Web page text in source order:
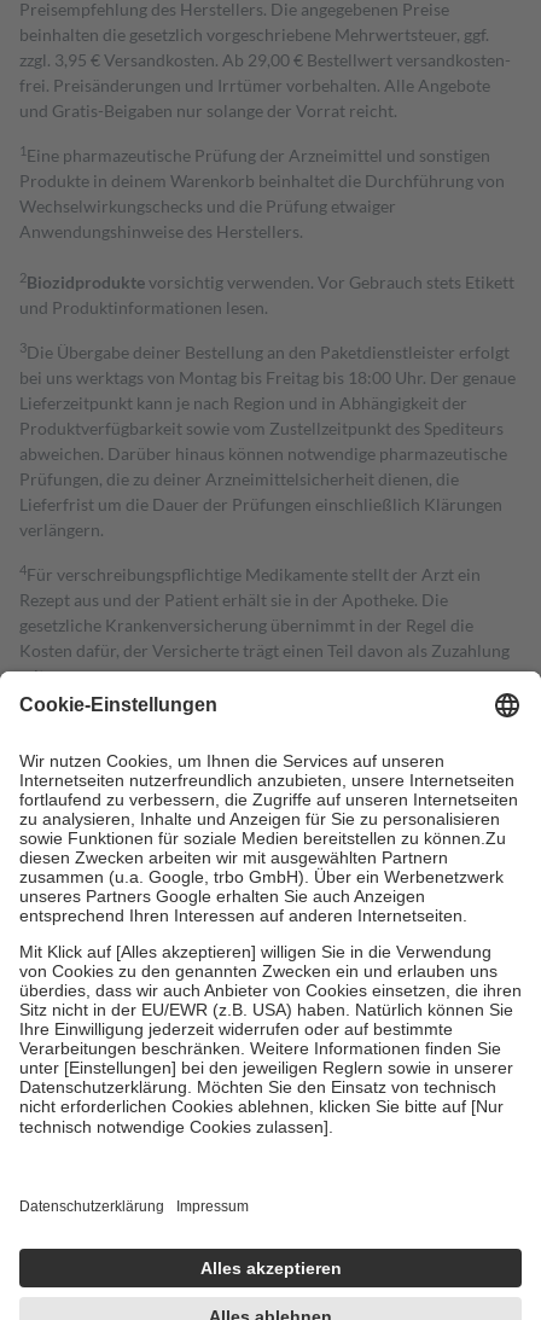
Preisempfehlung des Herstellers. Die angegebenen Preise
beinhalten die gesetzlich vorgeschriebene Mehrwertsteuer, ggf.
zzgl. 3,95 € Versandkosten. Ab 29,00 € Bestell­wert versand­kosten­
frei. Preisänderungen und Irrtümer vorbehalten. Alle Angebote
und Gratis-Beigaben nur solange der Vorrat reicht.
1 Eine pharmazeutische Prüfung der Arzneimittel und sonstigen
Produkte in deinem Warenkorb beinhaltet die Durchführung von
Wechselwirkungschecks und die Prüfung etwaiger
Anwendungshinweise des Herstellers.
2Biozidproduktevorsichtig verwenden. Vor Gebrauch stets Etikett
und Produktinformationen lesen.
3Die Übergabe deiner Bestellung an den Paketdienstleister erfolgt
bei uns werktags von Montag bis Freitag bis 18:00 Uhr. Der genaue
Lieferzeitpunkt kann je nach Region und in Abhängigkeit der
Produktverfügbarkeit sowie vom Zustellzeitpunkt des Spediteurs
abweichen. Darüber hinaus können notwendige pharmazeutische
Prüfungen, die zu deiner Arzneimittelsicherheit dienen, die
Lieferfrist um die Dauer der Prüfungen einschließlich Klärungen
verlängern.
4Für verschreibungspflichtige Medikamente stellt der Arzt ein
Rezept aus und der Patient erhält sie in der Apotheke. Die
gesetzliche Krankenversicherung übernimmt in der Regel die
Kosten dafür, der Versicherte trägt einen Teil davon als Zuzahlung
mit.
Grundsätzlich leisten Mitglieder Zuzahlungen in Höhe von zehn
höchstens zehn Euro.
Es sind jedoch nie mehr als die tatsächlichen
Kosten der Leistung zu entrichten.
Diese Regeln gelten grundsätzlich auch für Online-Apotheken.
Bei Heilmitteln und häuslicher Krankenpflege beträgt die
Zuzahlung zehn Prozent der Kosten sowie zehn Euro je
Verordnung.
Um das Engagement der Versicherten für ihre eigene Gesundheit zu
stärken und die besondere Stellung der Familie zu unterstützen,
fallenkeine Zuzahlungenan bei:
• Kindern und Jugendlichen bis zum vollendeten 18. Lebensjahr
mit Ausnahme der Fahrkosten
• Untersuchungen zur Vorsorge und Früherkennung, die von der
GKV getragen werden
• empfohlenen Schutzimpfungen
• Harn- und Blutteststreifen
getroffen, um sicherzustellen, dass es sich um echte Bewertungen
https://help.etrusted.com/hc/de/articles/4419944605341
Einige Bilder und Inhalte wurden unter Zuhilfenahme künstlicher